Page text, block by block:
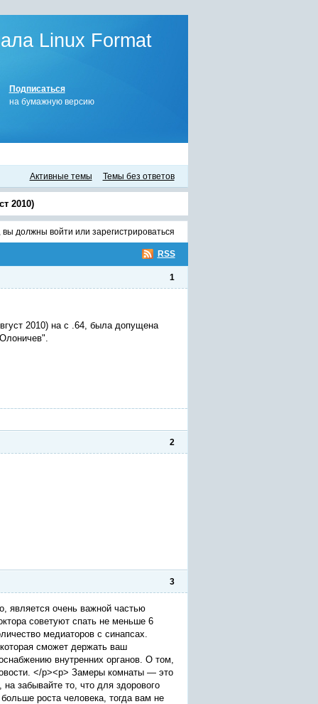
Linux Format
Подписаться
на бумажную версию
Активные темы Темы без ответов
2010)
вы должны войти или зарегистрироваться
RSS
1
2010) на с .64, была допущена
2
3
является очень важной частью
советуют спать не меньше 6
медиаторов с синапсах.
сможет держать ваш
внутренних органов. О том,
</p><p> Замеры комнаты — это
забывайте то, что для здорового
роста человека, тогда вам не